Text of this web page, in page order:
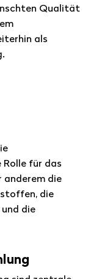
Qualität
als
für das
anderem die
die
die